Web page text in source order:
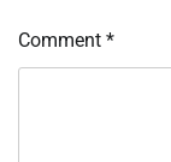
Comment *